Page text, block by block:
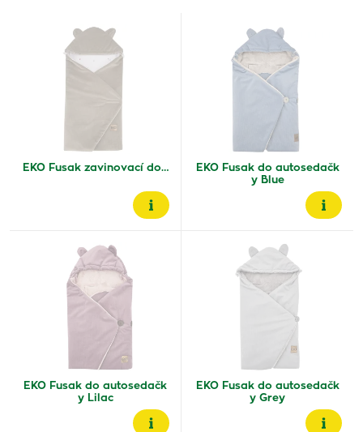
EKO Fusak zavinovací do…
EKO Fusak do autosedačk
y Blue
EKO Fusak do autosedačk
y Lilac
EKO Fusak do autosedačk
y Grey